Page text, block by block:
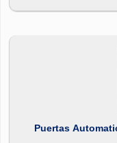
Puertas